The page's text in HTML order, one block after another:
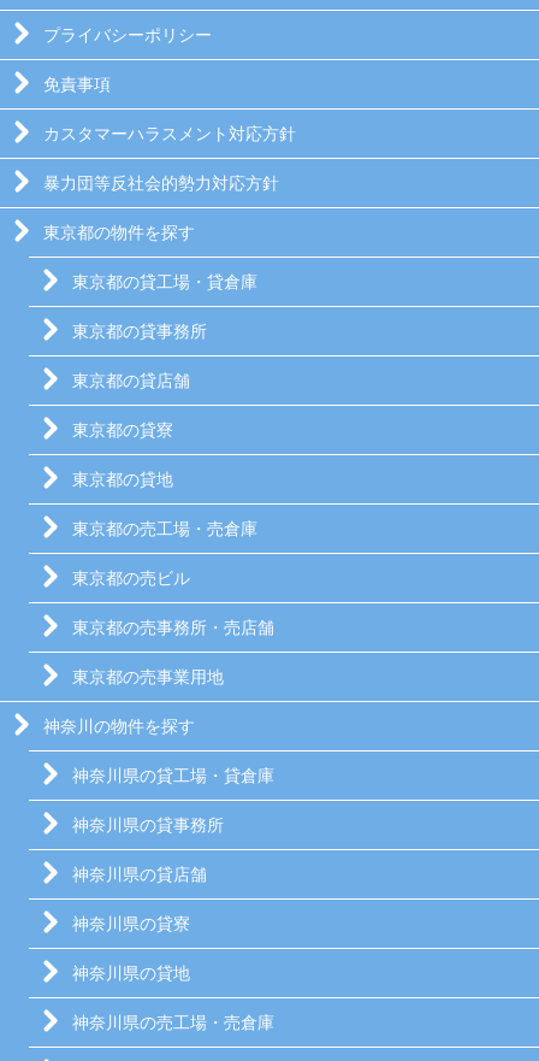
プライバシーポリシー
免責事項
カスタマーハラスメント対応方針
暴力団等反社会的勢力対応方針
東京都の物件を探す
東京都の貸工場・貸倉庫
東京都の貸事務所
東京都の貸店舗
東京都の貸寮
東京都の貸地
東京都の売工場・売倉庫
東京都の売ビル
東京都の売事務所・売店舗
東京都の売事業用地
神奈川の物件を探す
神奈川県の貸工場・貸倉庫
神奈川県の貸事務所
神奈川県の貸店舗
神奈川県の貸寮
神奈川県の貸地
神奈川県の売工場・売倉庫